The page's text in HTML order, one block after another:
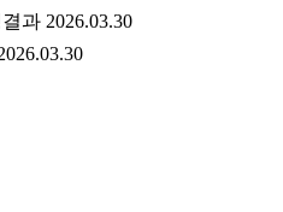
과 2026.03.30